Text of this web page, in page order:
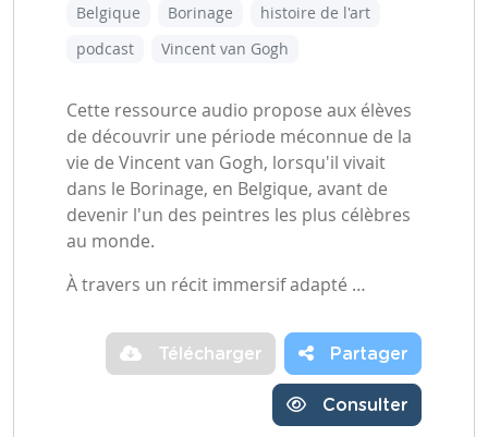
Belgique Borinage
histoire de l'art
podcast
Vincent van Gogh
Cette ressource audio propose aux élèves
de découvrir une période méconnue de la
vie de Vincent van Gogh, lorsqu'il vivait
dans le Borinage, en Belgique, avant de
devenir l'un des peintres les plus célèbres
au monde.
À travers un récit immersif adapté …
Télécharger Partager
Consulter